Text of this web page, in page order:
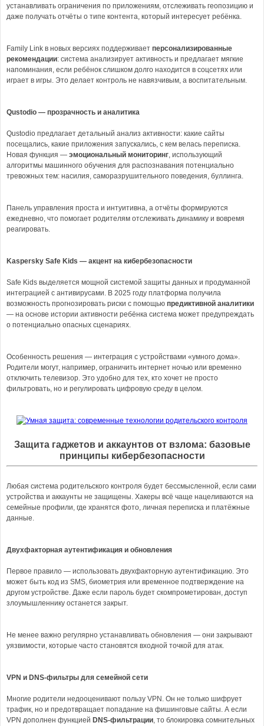
устанавливать ограничения по приложениям, отслеживать геопозицию и
даже получать отчёты о типе контента, который интересует ребёнка.
Family Link в новых версиях поддерживает персонализированные
рекомендации: система анализирует активность и предлагает мягкие
напоминания, если ребёнок слишком долго находится в соцсетях или
играет в игры. Это делает контроль не навязчивым, а воспитательным.
Qustodio — прозрачность и аналитика
Qustodio предлагает детальный анализ активности: какие сайты
посещались, какие приложения запускались, с кем велась переписка.
Новая функция — эмоциональный мониторинг, использующий
алгоритмы машинного обучения для распознавания потенциально
тревожных тем: насилия, саморазрушительного поведения, буллинга.
Панель управления проста и интуитивна, а отчёты формируются
ежедневно, что помогает родителям отслеживать динамику и вовремя
реагировать.
Kaspersky Safe Kids — акцент на кибербезопасности
Safe Kids выделяется мощной системой защиты данных и продуманной
интеграцией с антивирусами. В 2025 году платформа получила
возможность прогнозировать риски с помощью предиктивной аналитики
— на основе истории активности ребёнка система может предупреждать
о потенциально опасных сценариях.
Особенность решения — интеграция с устройствами «умного дома».
Родители могут, например, ограничить интернет ночью или временно
отключить телевизор. Это удобно для тех, кто хочет не просто
фильтровать, но и регулировать цифровую среду в целом.
Защита гаджетов и аккаунтов от взлома: базовые
принципы кибербезопасности
Любая система родительского контроля будет бессмысленной, если сами
устройства и аккаунты не защищены. Хакеры всё чаще нацеливаются на
семейные профили, где хранятся фото, личная переписка и платёжные
данные.
Двухфакторная аутентификация и обновления
Первое правило — использовать двухфакторную аутентификацию. Это
может быть код из SMS, биометрия или временное подтверждение на
другом устройстве. Даже если пароль будет скомпрометирован, доступ
злоумышленнику останется закрыт.
Не менее важно регулярно устанавливать обновления — они закрывают
уязвимости, которые часто становятся входной точкой для атак.
VPN и DNS-фильтры для семейной сети
Многие родители недооценивают пользу VPN. Он не только шифрует
трафик, но и предотвращает попадание на фишинговые сайты. А если
VPN дополнен функцией DNS-фильтрации, то блокировка сомнительных